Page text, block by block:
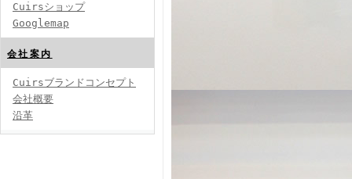
Cuirsショップ
Googlemap
会社案内
Cuirsブランドコンセプト
会社概要
沿革